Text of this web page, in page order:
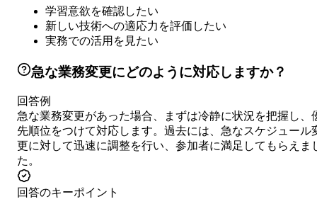
学習意欲を確認したい
新しい技術への適応力を評価したい
実務での活用を見たい
急な業務変更にどのように対応しますか？
回答例
急な業務変更があった場合、まずは冷静に状況を把握し、
先順位をつけて対応します。過去には、急なスケジュール
更に対して迅速に調整を行い、参加者に満足してもらえま
た。
回答のキーポイント